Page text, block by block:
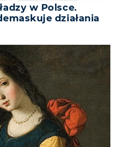
w Polsce.
działania